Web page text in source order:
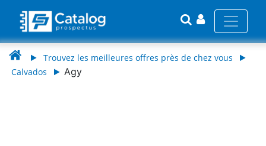
Trouvez les meilleures offres près de chez vous
Calvados
Agy